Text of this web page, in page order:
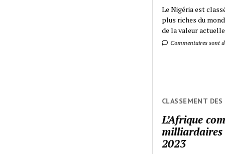
Le Nigéria est
plus riches du
de la valeur
Commentaires sont
CLASSEMENT
L’Afrique
milliardaires
2023